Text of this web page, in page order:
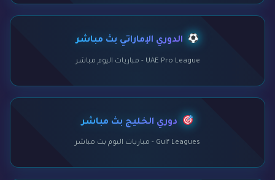
الدوري الإماراتي بث مباشر
UAE Pro League - مباريات اليوم مباشر
دوري الخليج بث مباشر
Gulf Leagues - مباريات اليوم بث مباشر